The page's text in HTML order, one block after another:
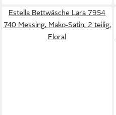
Estella Bettwäsche Lara 7954
740 Messing, Mako-Satin, 2 teilig,
Floral